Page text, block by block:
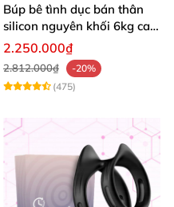
Búp bê tình dục bán thân
silicon nguyên khối 6kg cao
cấp, mềm mịn, giá siêu tốt
2.250.000₫
2.812.000₫
-20%
(475)